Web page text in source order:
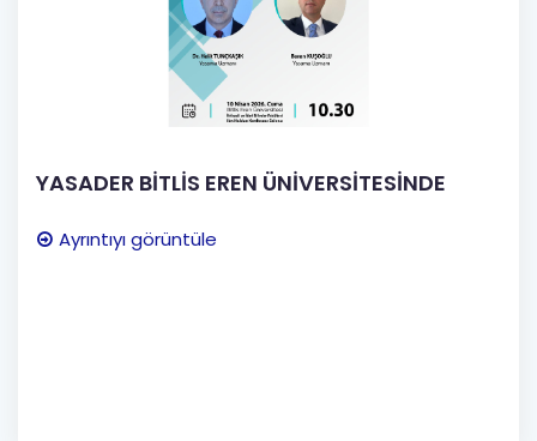
YASADER BİTLİS EREN ÜNİVERSİTESİNDE
Ayrıntıyı görüntüle